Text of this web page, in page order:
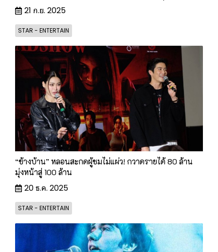
21 ก.ย. 2025
STAR - ENTERTAIN
“ข้างบ้าน” หลอนสะกดผู้ชมไม่แผ่ว! กวาดรายได้ 80 ล้าน
มุ่งหน้าสู่ 100 ล้าน
20 ธ.ค. 2025
STAR - ENTERTAIN